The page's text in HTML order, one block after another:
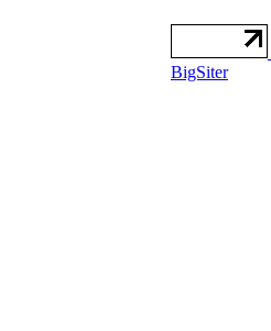
BigSiter